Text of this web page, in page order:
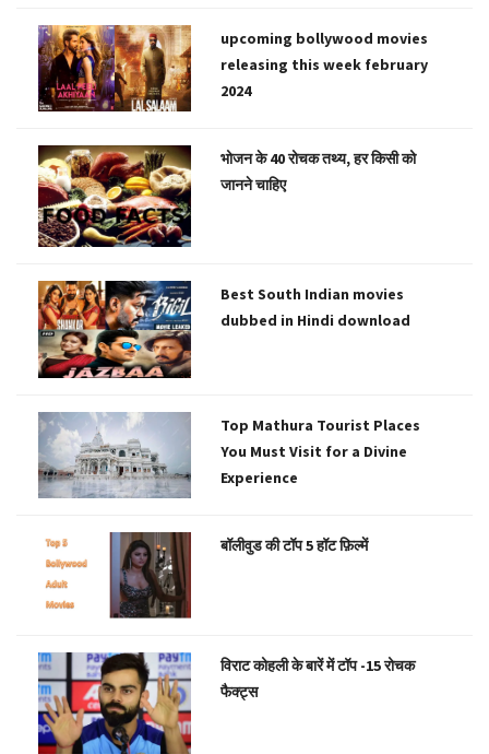
upcoming bollywood movies
releasing this week february
2024
भोजन के 40 रोचक तथ्य, हर किसी को
जानने चाहिए
Best South Indian movies
dubbed in Hindi download
Top Mathura Tourist Places
You Must Visit for a Divine
Experience
बॉलीवुड की टॉप 5 हॉट फ़िल्में
विराट कोहली के बारें में टॉप -15 रोचक
फैक्ट्स